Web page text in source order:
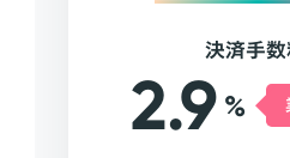
決済手数
2.9 %